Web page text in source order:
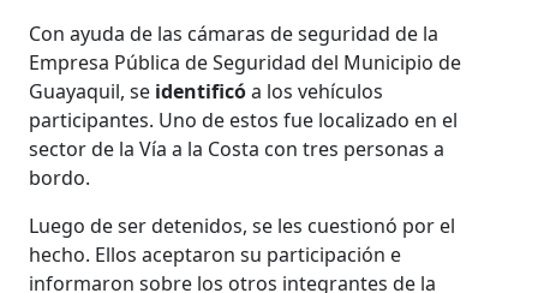
Con ayuda de las cámaras de seguridad de la
Empresa Pública de Seguridad del Municipio de
Guayaquil, se identificóa los vehículos
participantes. Uno de estos fue localizado en el
sector de la Vía a la Costa con tres personas a
bordo.
Luego de ser detenidos, se les cuestionó por el
hecho. Ellos aceptaron su participación e
informaron sobre los otros integrantes de la